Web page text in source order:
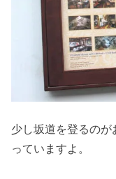
少し坂道を登るの
っていますよ。